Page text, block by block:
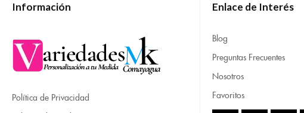
Información
Política de Privacidad
Enlace de Interés
Blog
Preguntas Frecuentes
Nosotros
Favoritos